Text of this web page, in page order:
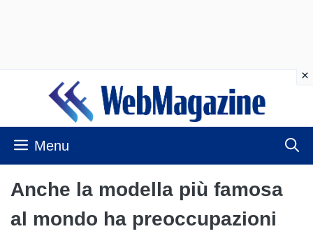
contenuto
Menu
Anche la modella più famosa
al mondo ha preoccupazioni